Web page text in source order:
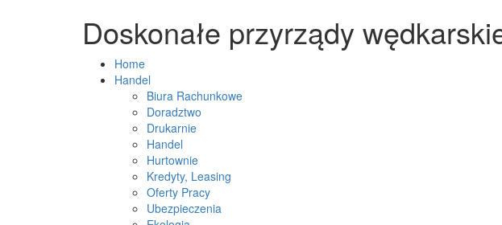
Doskonałe przyrządy
Home
Handel
Biura Rachunkowe
Doradztwo
Drukarnie
Handel
Hurtownie
Kredyty, Leasing
Oferty Pracy
Ubezpieczenia